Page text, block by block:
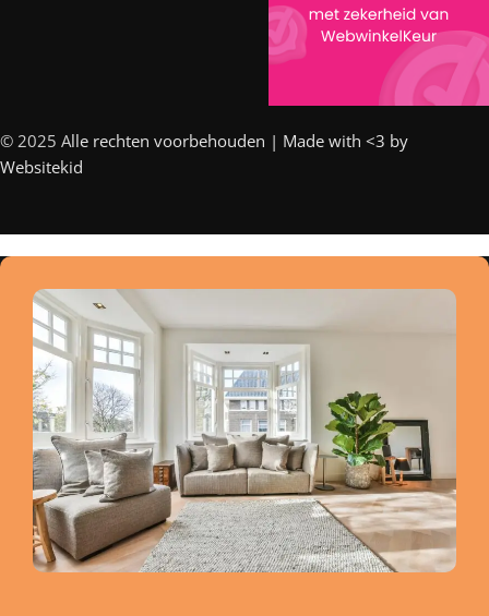
© 2025 Alle rechten voorbehouden | Made with <3 by
Websitekid